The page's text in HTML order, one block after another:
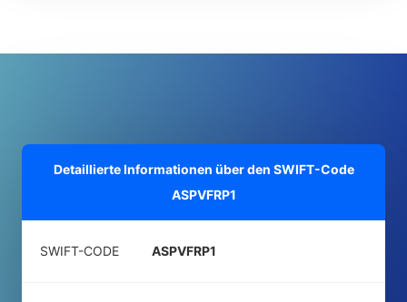
Detaillierte Informationen über den SWIFT-Code
ASPVFRP1
SWIFT-CODE ASPVFRP1